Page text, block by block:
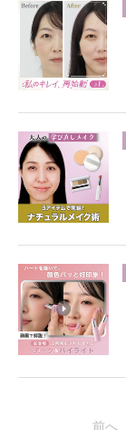
前へ